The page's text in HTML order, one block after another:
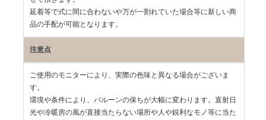
延着等で式に間に合わないや万が一割れていた場合等に新しい商
品の手配が可能となります。
注意点
ご使用のモニターにより、実際の色味と異なる場合がございま
す。
環境や条件により、バルーンの保ちが大幅に変わります。直射日
光や冷暖房の風が直接当たらない場所や人や鋭利なモノ等に当た